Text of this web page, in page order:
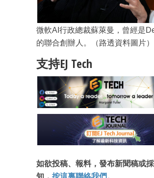
微軟AI行政總裁蘇萊曼，曾經是
的聯合創辦人。（路透資料圖片）
支持EJ Tech
如欲投稿、報料，發布新聞稿或